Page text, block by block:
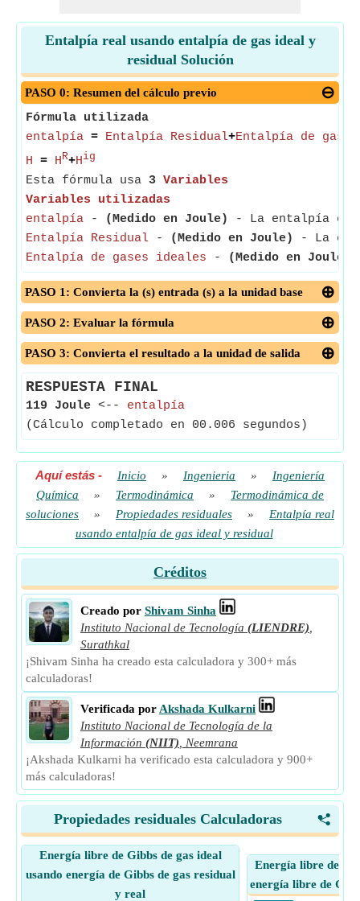
Entalpía real usando entalpía de gas ideal y
residual Solución
PASO 0: Resumen del cálculo previo
Fórmula utilizada
entalpía = Entalpía Residual+Entalpía de
H = HR+Hig
Esta fórmula usa 3 Variables
Variables utilizadas
entalpía - (Medido en Joule)
- La entalpía es
Entalpía Residual - (Medido en Joule)
- La
Entalpía de gases ideales - (Medido en Joule)
PASO 1: Convierta la (s) entrada (s) a la unidad base
PASO 2: Evaluar la fórmula
PASO 3: Convierta el resultado a la unidad de salida
RESPUESTA FINAL
119 Joule <-- entalpía
(Cálculo completado en 00.006 segundos)
Aquí estás - Inicio » Ingenieria »
Ingeniería
Química
» Termodinámica »
Termodinámica de
soluciones
» Propiedades residuales »
Entalpía real
usando entalpía de gas ideal y residual
Créditos
Creado por Shivam Sinha
Instituto Nacional de Tecnología (LIENDRE)
Surathkal
¡Shivam Sinha ha creado esta calculadora y 300+ más
calculadoras!
Verificada por Akshada Kulkarni
Instituto Nacional de Tecnología de la
Información (NIIT)
Neemrana
¡Akshada Kulkarni ha verificado esta calculadora y 900+
más calculadoras!
<
Propiedades residuales Calculadoras
Energía libre de Gibbs de gas ideal
usando energía de Gibbs de gas residual
y real
Energía libre de
energía libre de